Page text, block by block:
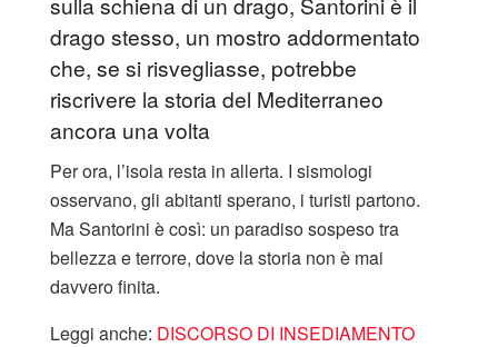
drago stesso, un mostro addormentato
che, se si risvegliasse, potrebbe
riscrivere la storia del Mediterraneo
ancora una volta
Per ora, l’isola resta in allerta. I sismologi
osservano, gli abitanti sperano, i turisti partono.
Ma Santorini è così: un paradiso sospeso tra
bellezza e terrore, dove la storia non è mai
davvero finita.
Leggi anche: DISCORSO DI INSEDIAMENTO